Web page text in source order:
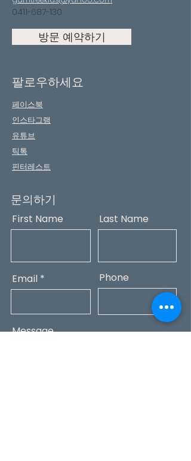
0411-687-130
방문 예약하기
팔로우하세요
페이스북
인스타그램
유튜브
틱톡
핀터레스트
문의하기
First Name Last Name
Email Phone
Message